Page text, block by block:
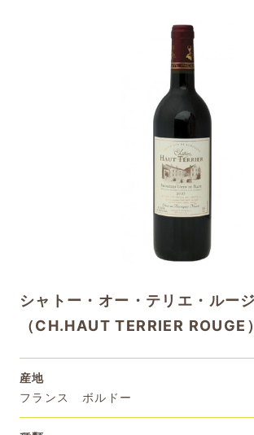
シャトー・オー・テリエ・ルー
（CH.HAUT TERRIER ROUGE）
産地
フランス ボルドー